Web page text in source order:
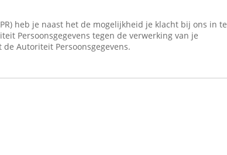
heb je naast het de mogelijkheid je klacht bij ons in te
Persoonsgegevens tegen de verwerking van je
Autoriteit Persoonsgegevens.